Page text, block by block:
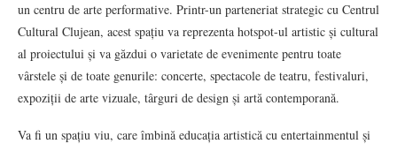
un centru de arte performative. Printr-un parteneriat strategic cu Centrul
Cultural Clujean, acest spațiu va reprezenta hotspot-ul artistic și cultural
al proiectului și va găzdui o varietate de evenimente pentru toate
vârstele și de toate genurile: concerte, spectacole de teatru, festivaluri,
expoziții de arte vizuale, târguri de design și artă contemporană.
Va fi un spațiu viu, care îmbină educația artistică cu entertainmentul și